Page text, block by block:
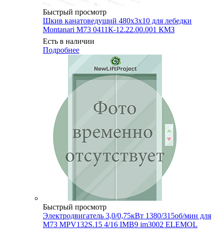
Быстрый просмотр
Шкив канатоведущий 480х3х10 для лебедки
Montanari M73 0411К-12.22.00.001 КМЗ
Есть в наличии
Подробнее
Быстрый просмотр
Электродвигатель 3,0/0,75кВт 1380/315об/мин для
M73 MPV132S.15 4/16 IMB9 im3002 ELEMOL